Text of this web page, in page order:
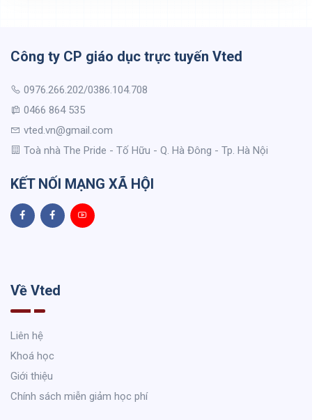
Công ty CP giáo dục trực tuyến Vted
0976.266.202/0386.104.708
0466 864 535
vted.vn@gmail.com
Toà nhà The Pride - Tố Hữu - Q. Hà Đông - Tp. Hà Nội
KẾT NỐI MẠNG XÃ HỘI
Về Vted
Liên hệ
Khoá học
Giới thiệu
Chính sách miễn giảm học phí